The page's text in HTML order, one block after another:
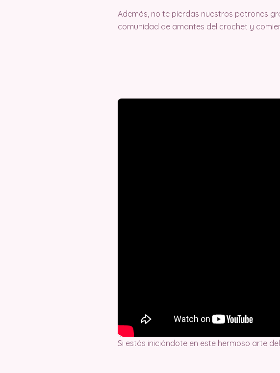
Además, no te pierdas nuestros patrones
comunidad de amantes del crochet y
Si estás iniciándote en este hermoso arte